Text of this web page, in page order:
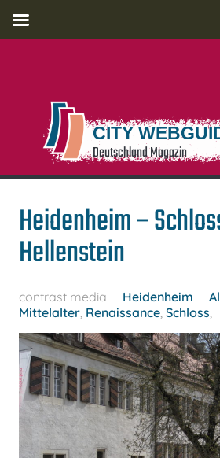
CITY
Deutschland Magazin
Heidenheim –
Hellenstein
contrast media Heidenheim
Mittelalter, Renaissance, Schloss,